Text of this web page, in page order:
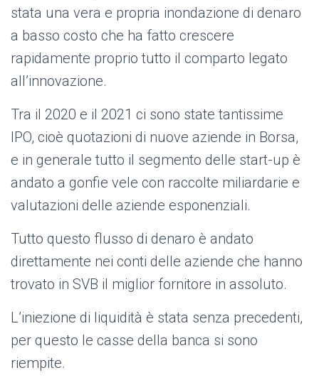
stata una vera e propria inondazione di denaro
a basso costo che ha fatto crescere
rapidamente proprio tutto il comparto legato
all’innovazione.
Tra il 2020 e il 2021 ci sono state tantissime
IPO, cioè quotazioni di nuove aziende in Borsa,
e in generale tutto il segmento delle start-up è
andato a gonfie vele con raccolte miliardarie e
valutazioni delle aziende esponenziali.
Tutto questo flusso di denaro è andato
direttamente nei conti delle aziende che hanno
trovato in SVB il miglior fornitore in assoluto.
L’iniezione di liquidità è stata senza precedenti,
per questo le casse della banca si sono
riempite.